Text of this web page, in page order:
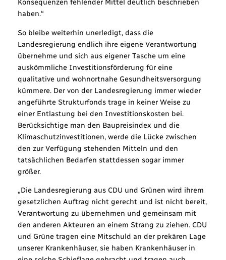
Konsequenzen fehlender Mittel deutlich beschrieben
haben.“
So bleibe weiterhin unerledigt, dass die
Landesregierung endlich ihre eigene Verantwortung
übernehme und sich aus eigener Tasche um eine
auskömmliche Investitionsförderung für eine
qualitative und wohnortnahe Gesundheitsversorgung
kümmere. Der von der Landesregierung immer wieder
angeführte Strukturfonds trage in keiner Weise zu
einer Entlastung bei den Investitionskosten bei.
Berücksichtige man den Baupreisindex und die
Klimaschutzinvestitionen, werde die Lücke zwischen
den zur Verfügung stehenden Mitteln und den
tatsächlichen Bedarfen stattdessen sogar immer
größer.
„Die Landesregierung aus CDU und Grünen wird ihrem
gesetzlichen Auftrag nicht gerecht und ist nicht bereit,
Verantwortung zu übernehmen und gemeinsam mit
den anderen Akteuren an einem Strang zu ziehen. CDU
und Grüne tragen eine Mitschuld an der prekären Lage
unserer Krankenhäuser, sie haben Krankenhäuser in